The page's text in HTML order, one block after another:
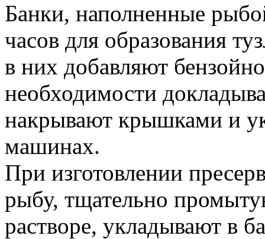
Банки, наполненные
часов для образования
в них добавляют
необходимости
накрывают крышками и
машинах.
При изготовлении
рыбу, тщательно
растворе, укладывают в